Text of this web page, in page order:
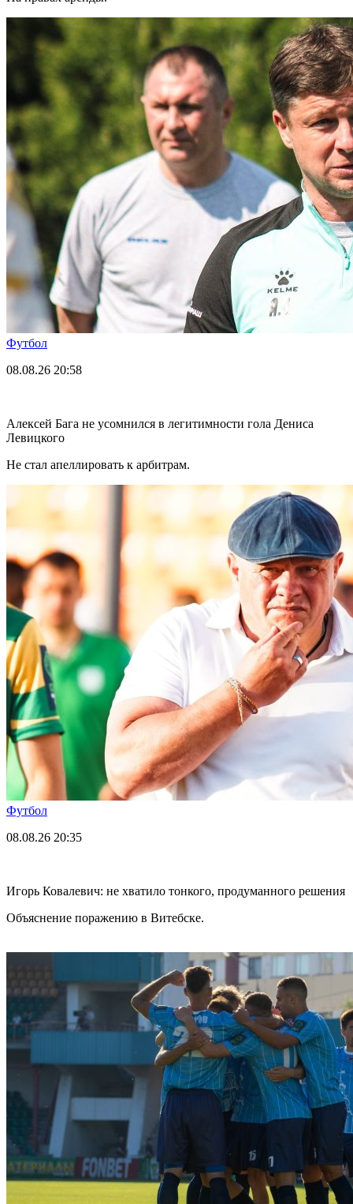
Футбол
08.08.26 20:58
Алексей Бага не усомнился в легитимности гола Дениса
Левицкого
Не стал апеллировать к арбитрам.
Футбол
08.08.26 20:35
Игорь Ковалевич: не хватило тонкого, продуманного решения
Объяснение поражению в Витебске.